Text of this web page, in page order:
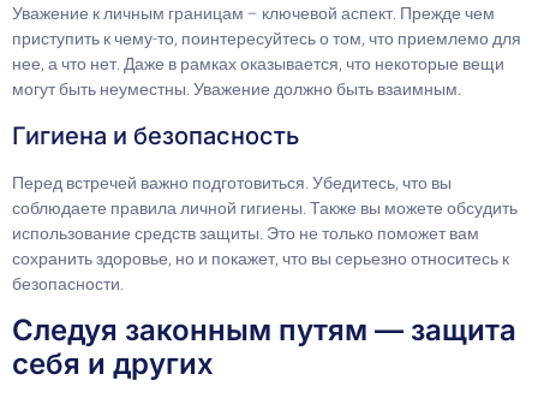
Уважение к личным границам – ключевой аспект. Прежде чем
приступить к чему-то, поинтересуйтесь о том, что приемлемо для
нее, а что нет. Даже в рамках оказывается, что некоторые вещи
могут быть неуместны. Уважение должно быть взаимным.
Гигиена и безопасность
Перед встречей важно подготовиться. Убедитесь, что вы
соблюдаете правила личной гигиены. Также вы можете обсудить
использование средств защиты. Это не только поможет вам
сохранить здоровье, но и покажет, что вы серьезно относитесь к
безопасности.
Следуя законным путям — защита
себя и других